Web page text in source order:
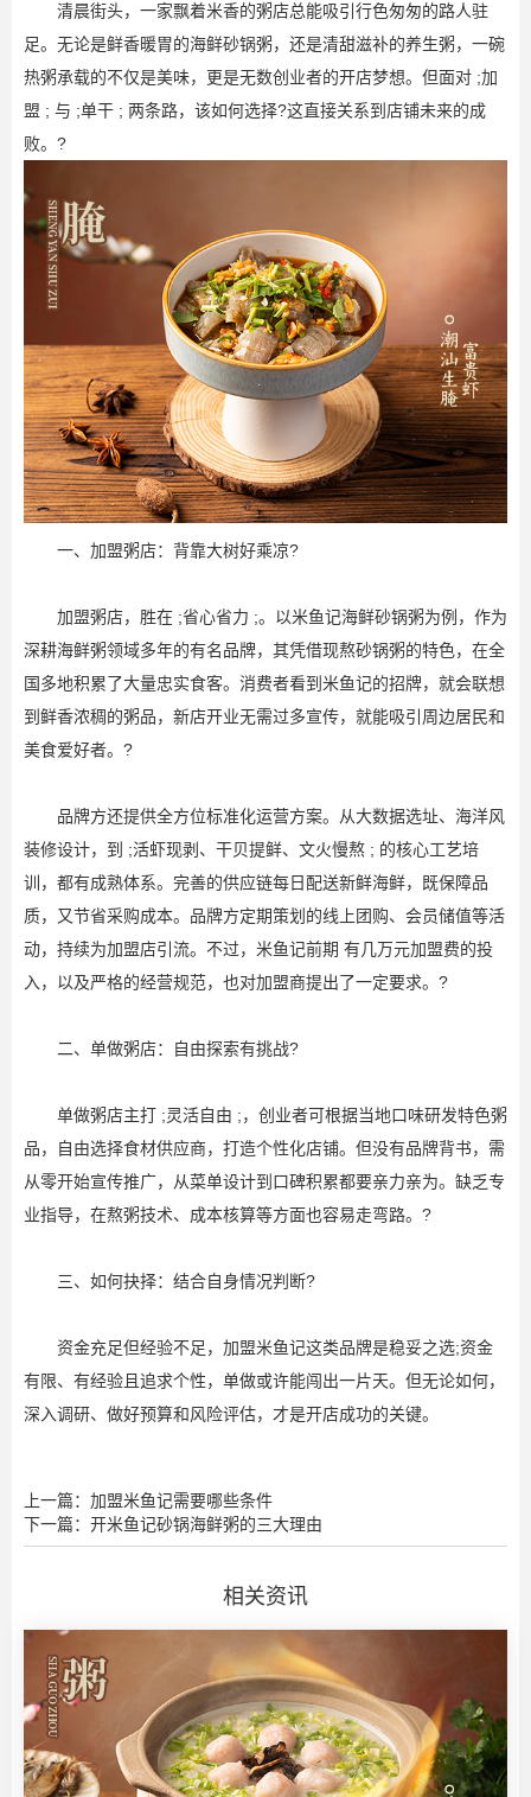
清晨街头，一家飘着米香的粥店总能吸引行色匆匆的路人驻
足。无论是鲜香暖胃的海鲜砂锅粥，还是清甜滋补的养生粥，一碗
热粥承载的不仅是美味，更是无数创业者的开店梦想。但面对 ;加
盟 ; 与 ;单干 ; 两条路，该如何选择?这直接关系到店铺未来的成
败。?
一、加盟粥店：背靠大树好乘凉?
加盟粥店，胜在 ;省心省力 ;。以米鱼记海鲜砂锅粥为例，作为
深耕海鲜粥领域多年的有名品牌，其凭借现熬砂锅粥的特色，在全
国多地积累了大量忠实食客。消费者看到米鱼记的招牌，就会联想
到鲜香浓稠的粥品，新店开业无需过多宣传，就能吸引周边居民和
美食爱好者。?
品牌方还提供全方位标准化运营方案。从大数据选址、海洋风
装修设计，到 ;活虾现剥、干贝提鲜、文火慢熬 ; 的核心工艺培
训，都有成熟体系。完善的供应链每日配送新鲜海鲜，既保障品
质，又节省采购成本。品牌方定期策划的线上团购、会员储值等活
动，持续为加盟店引流。不过，米鱼记前期 有几万元加盟费的投
入，以及严格的经营规范，也对加盟商提出了一定要求。?
二、单做粥店：自由探索有挑战?
单做粥店主打 ;灵活自由 ;，创业者可根据当地口味研发特色粥
品，自由选择食材供应商，打造个性化店铺。但没有品牌背书，需
从零开始宣传推广，从菜单设计到口碑积累都要亲力亲为。缺乏专
业指导，在熬粥技术、成本核算等方面也容易走弯路。?
三、如何抉择：结合自身情况判断?
资金充足但经验不足，加盟米鱼记这类品牌是稳妥之选;资金
有限、有经验且追求个性，单做或许能闯出一片天。但无论如何，
深入调研、做好预算和风险评估，才是开店成功的关键。
上一篇：加盟米鱼记需要哪些条件
下一篇：开米鱼记砂锅海鲜粥的三大理由
相关资讯